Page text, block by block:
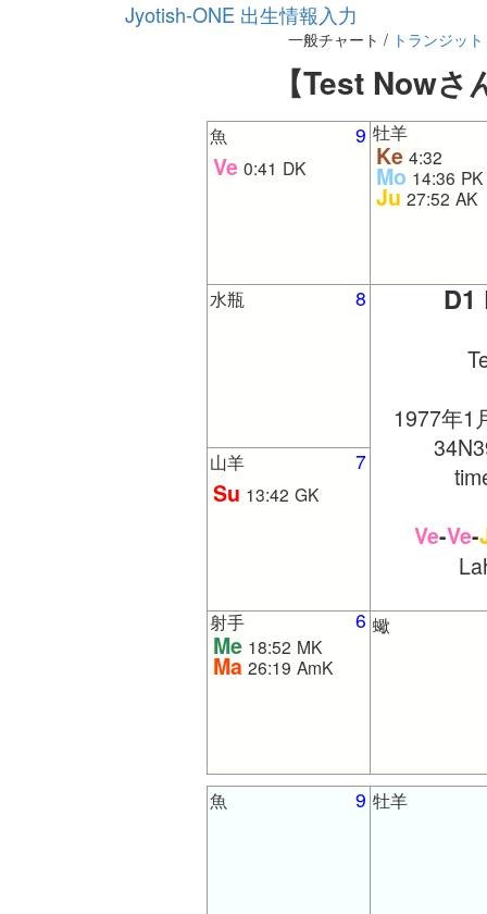
Jyotish-ONE 出生情報入力
一般チャート / トランジット
【Test Now
9
魚
Ve 0:41 DK
牡羊
Ke 4:32
Mo 14:36 PK
Ju 27:52 AK
8
水瓶 D1
1977年1
Ve-Ve-
7
山羊
Su 13:42 GK
6
射手
Me 18:52 MK
Ma 26:19 AmK
蠍
9
魚 牡羊